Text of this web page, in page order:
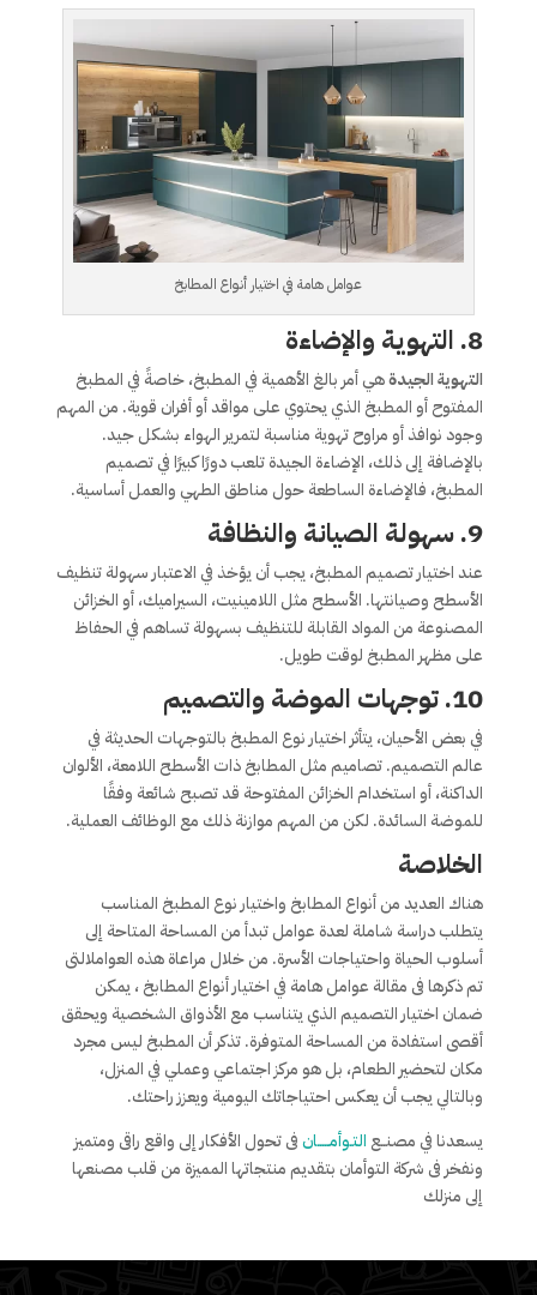
عوامل هامة في اختيار أنواع المطابخ
8. التهوية والإضاءة
التهوية الجيدةهي أمر بالغ الأهمية في المطبخ، خاصةً في المطبخ
المفتوح أو المطبخ الذي يحتوي على مواقد أو أفران قوية. من المهم
وجود نوافذ أو مراوح تهوية مناسبة لتمرير الهواء بشكل جيد.
بالإضافة إلى ذلك، الإضاءة الجيدة تلعب دورًا كبيرًا في تصميم
المطبخ، فالإضاءة الساطعة حول مناطق الطهي والعمل أساسية.
9. سهولة الصيانة والنظافة
عند اختيار تصميم المطبخ، يجب أن يؤخذ في الاعتبار سهولة تنظيف
الأسطح وصيانتها. الأسطح مثل اللامينيت، السيراميك، أو الخزائن
المصنوعة من المواد القابلة للتنظيف بسهولة تساهم في الحفاظ
على مظهر المطبخ لوقت طويل.
10. توجهات الموضة والتصميم
في بعض الأحيان، يتأثر اختيار نوع المطبخ بالتوجهات الحديثة في
عالم التصميم. تصاميم مثل المطابخ ذات الأسطح اللامعة، الألوان
الداكنة، أو استخدام الخزائن المفتوحة قد تصبح شائعة وفقًا
للموضة السائدة. لكن من المهم موازنة ذلك مع الوظائف العملية.
الخلاصة
هناك العديد من أنواع المطابخ واختيار نوع المطبخ المناسب
يتطلب دراسة شاملة لعدة عوامل تبدأ من المساحة المتاحة إلى
أسلوب الحياة واحتياجات الأسرة. من خلال مراعاة هذه العواملالتى
تم ذكرها فى مقالة عوامل هامة في اختيار أنواع المطابخ ، يمكن
ضمان اختيار التصميم الذي يتناسب مع الأذواق الشخصية ويحقق
أقصى استفادة من المساحة المتوفرة. تذكر أن المطبخ ليس مجرد
مكان لتحضير الطعام، بل هو مركز اجتماعي وعملي في المنزل،
وبالتالي يجب أن يعكس احتياجاتك اليومية ويعزز راحتك.
يسعدنا في مصنــع التـوأمـــــانفى تحول الأفكار إلى واقع راقى ومتميز
ونفخر فى شركة التوأمان بتقديم منتجاتها المميزة من قلب مصنعها
إلى منزلك